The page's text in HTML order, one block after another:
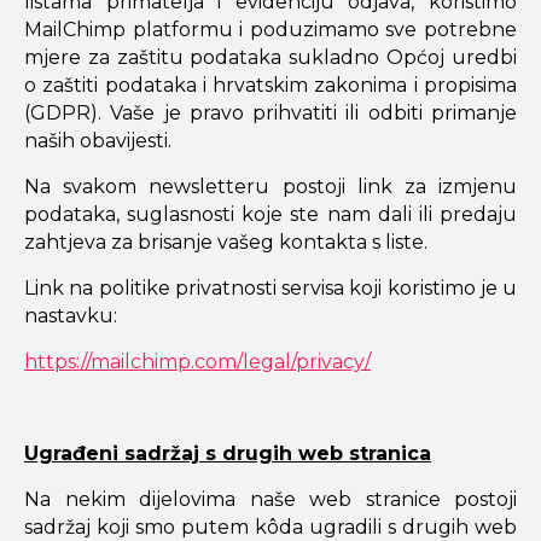
MailChimp platformu i poduzimamo sve potrebne
mjere za zaštitu podataka sukladno Općoj uredbi
o zaštiti podataka i hrvatskim zakonima i propisima
(GDPR). Vaše je pravo prihvatiti ili odbiti primanje
naših obavijesti.
Na svakom newsletteru postoji link za izmjenu
podataka, suglasnosti koje ste nam dali ili predaju
zahtjeva za brisanje vašeg kontakta s liste.
Link na politike privatnosti servisa koji koristimo je u
nastavku:
https://mailchimp.com/legal/privacy/
Ugrađeni sadržaj s drugih web stranica
Na nekim dijelovima naše web stranice postoji
sadržaj koji smo putem kôda ugradili s drugih web